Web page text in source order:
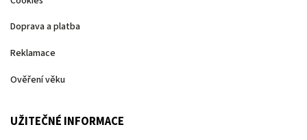
Doprava a platba
Reklamace
Ověření věku
UŽITEČNÉ INFORMACE